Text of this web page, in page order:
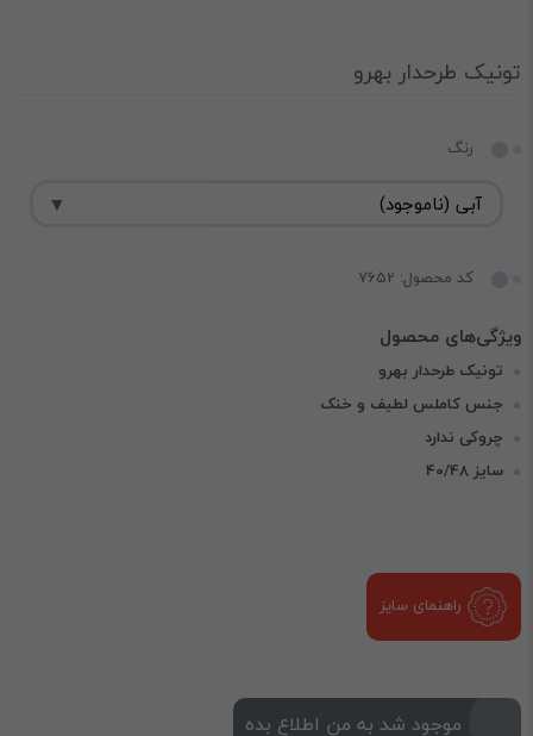
تونیک طرحدار بهرو
رنگ
کد محصول: 7652
تونیک طرحدار بهرو
جنس کاملس لطیف و خنک
چروکی ندارد
سایز 40/48
راهنمای سایز
موجود شد به من اطلاع بده